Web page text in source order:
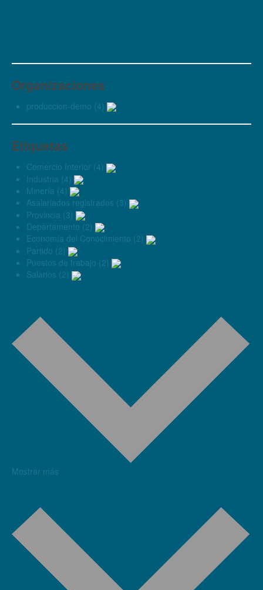
Organizaciones
produccion-demo (4)
Etiquetas
Comercio Interior (4)
Industria (4)
Minería (4)
Asalariados registrados (3)
Provincia (3)
Departamento (2)
Economía del Conocimiento (2)
Partido (2)
Puestos de trabajo (2)
Salarios (2)
Mostrar más